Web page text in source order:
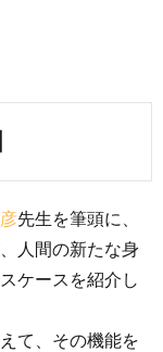
先生を筆頭に、
人間の新たな身
ケースを紹介し
て、その機能を